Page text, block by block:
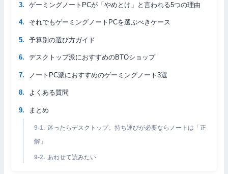
ゲーミングノートPCが「やめとけ」と言われる5つの理由
それでもゲーミングノートPCを選ぶべきケース
予算別の選び方ガイド
デスクトップ派におすすめのBTOショップ
ノートPC派におすすめのゲーミングノート3選
よくある質問
まとめ
迷ったらデスクトップ。持ち運びが必要ならノートは「正
解」
あわせて読みたい